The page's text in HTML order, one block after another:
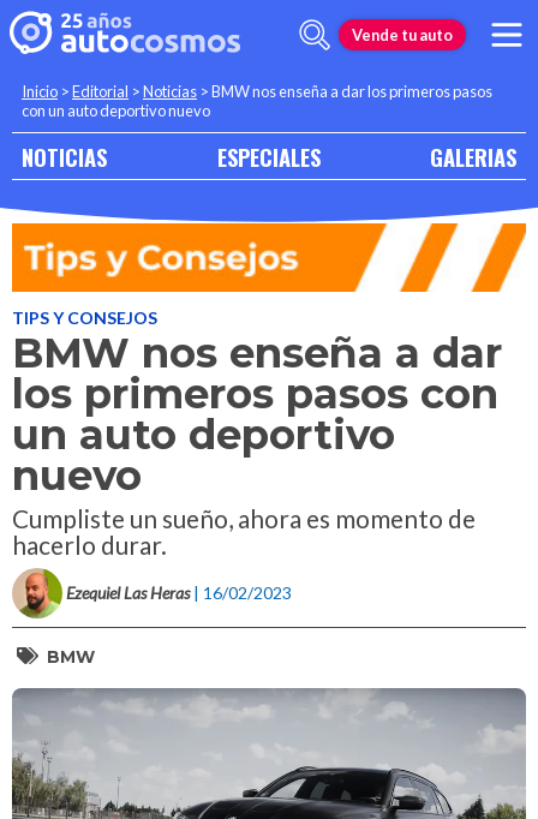
Vende tu auto
Inicio >Editorial >Noticias >BMW nos enseña a dar los primeros pasos
con un auto deportivo nuevo
NOTICIAS ESPECIALES GALERIAS
TIPS Y CONSEJOS
BMW nos enseña a dar
los primeros pasos con
un auto deportivo
nuevo
Cumpliste un sueño, ahora es momento de
hacerlo durar.
Ezequiel Las Heras | 16/02/2023
BMW